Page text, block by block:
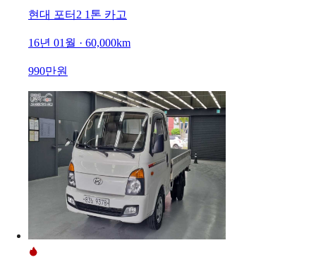
현대 포터2 1톤 카고
16년 01월 · 60,000km
990만원